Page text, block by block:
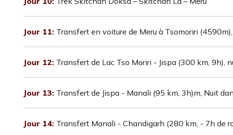
Jour 11: Transfert en voiture de Meru à Tsomoriri (4590m),
Jour 12: Transfert de Lac Tso Moriri - Jispa (300 km, 9h),
Jour 13: Transfert de Jispa - Manali (95 km, 3h)m, Nuit
Jour 14: Transfert Manali - Chandigarh (280 km, - 7h de